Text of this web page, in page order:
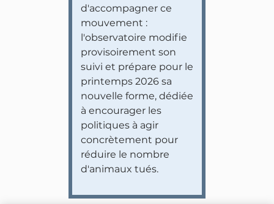
d'accompagner ce
mouvement :
l'observatoire modifie
provisoirement son
suivi et prépare pour le
printemps 2026 sa
nouvelle forme, dédiée
à encourager les
politiques à agir
concrètement pour
réduire le nombre
d'animaux tués.